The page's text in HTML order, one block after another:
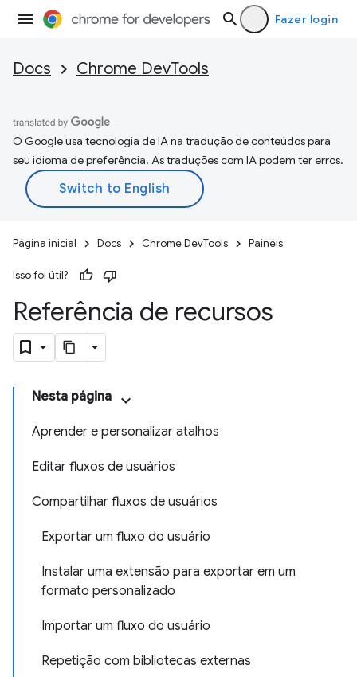
Fazer login
Docs Chrome DevTools
O Google usa tecnologia de IA na tradução de conteúdos para
seu idioma de preferência. As traduções com IA podem ter erros.
Página inicial Docs Chrome DevTools Painéis
Isso foi útil?
Referência de recursos
Nesta página
Aprender e personalizar atalhos
Editar fluxos de usuários
Compartilhar fluxos de usuários
Exportar um fluxo do usuário
Instalar uma extensão para exportar em um
formato personalizado
Importar um fluxo do usuário
Repetição com bibliotecas externas